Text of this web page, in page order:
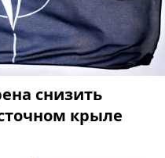
снизить
крыле